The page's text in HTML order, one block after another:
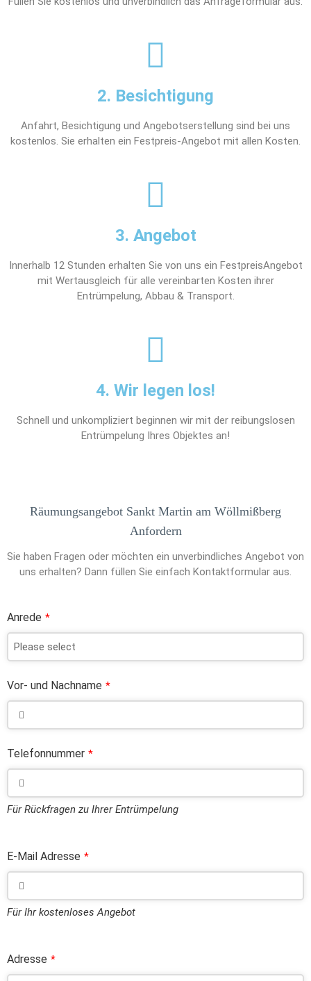
2. Besichtigung
Anfahrt, Besichtigung und Angebotserstellung sind bei uns
kostenlos. Sie erhalten ein Festpreis-Angebot mit allen Kosten.
3. Angebot
Innerhalb 12 Stunden erhalten Sie von uns ein FestpreisAngebot
mit Wertausgleich für alle vereinbarten Kosten ihrer
Entrümpelung, Abbau & Transport.
4. Wir legen los!
Schnell und unkompliziert beginnen wir mit der reibungslosen
Entrümpelung Ihres Objektes an!
Räumungsangebot Sankt Martin am Wöllmißberg
Anfordern
Sie haben Fragen oder möchten ein unverbindliches Angebot von
uns erhalten? Dann füllen Sie einfach Kontaktformular aus.
Anrede *
Vor- und Nachname *
Telefonnummer *
Für Rückfragen zu Ihrer Entrümpelung
E-Mail Adresse *
Für Ihr kostenloses Angebot
Adresse *